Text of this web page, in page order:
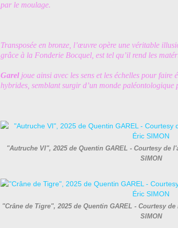
par le moulage.
Transposée en bronze, l’œuvre opère une véritable
grâce à la Fonderie Bocquel, est tel qu’il rend les
Garel joue ainsi avec les sens et les échelles pour faire
hybrides, semblant surgir d’un monde paléontologique
"Autruche VI", 2025 de Quentin GAREL - Courtesy de
SIMON
"Crâne de Tigre", 2025 de Quentin GAREL - Courtesy
SIMON